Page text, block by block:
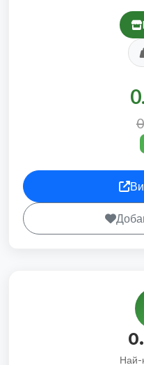
Най-